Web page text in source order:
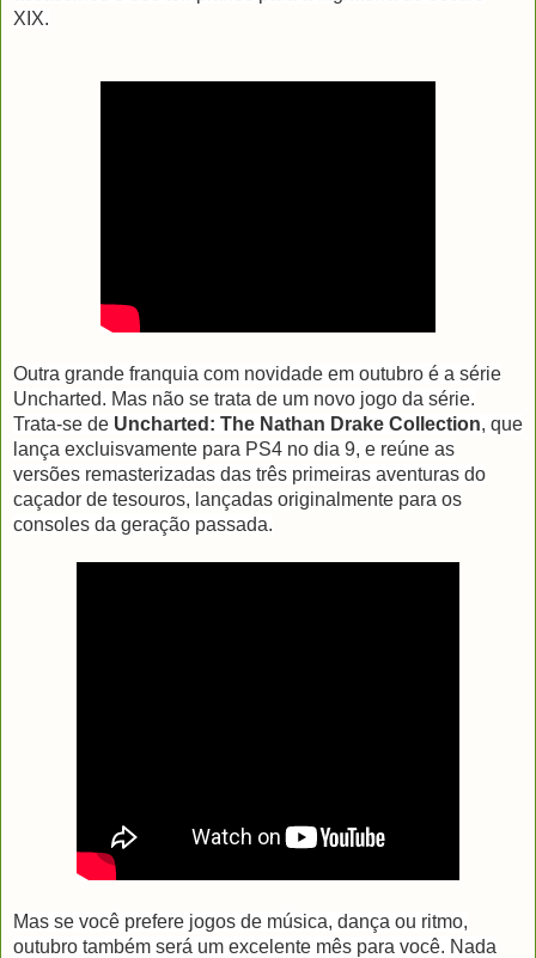
XIX.
Outra grande franquia com novidade em outubro é a série
Uncharted. Mas não se trata de um novo jogo da série.
Trata-se de Uncharted: The Nathan Drake Collection, que
lança excluisvamente para PS4 no dia 9, e reúne as
versões remasterizadas das três primeiras aventuras do
caçador de tesouros, lançadas originalmente para os
consoles da geração passada.
Mas se você prefere jogos de música, dança ou ritmo,
outubro também será um excelente mês para você. Nada